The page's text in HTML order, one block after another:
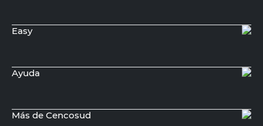
Easy
Ayuda
Más de Cencosud